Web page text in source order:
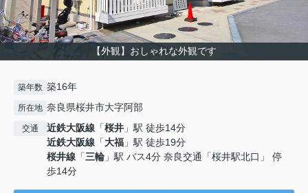
【外観】おしゃれな外観です
築年数 築16年
所在地 奈良県桜井市大字阿部
交通 近鉄大阪線 「桜井 」駅 徒歩14分
近鉄大阪線 「大福 」駅 徒歩19分
桜井線 「三輪 」駅 バス4分 奈良交通「桜井駅北口」 停
歩14分